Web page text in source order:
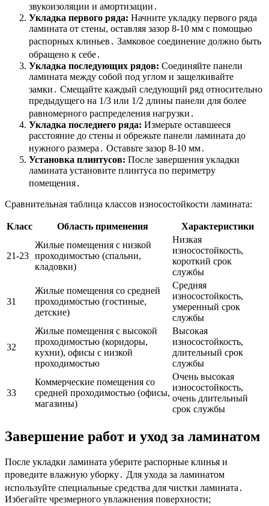
звукоизоляции и амортизации․
Укладка первого ряда: Начните укладку первого ряда
ламината от стены, оставляя зазор 8-10 мм с помощью
распорных клиньев․ Замковое соединение должно быть
обращено к себе․
Укладка последующих рядов: Соединяйте панели
ламината между собой под углом и защелкивайте
замки․ Смещайте каждый следующий ряд относительно
предыдущего на 1/3 или 1/2 длины панели для более
равномерного распределения нагрузки․
Укладка последнего ряда: Измерьте оставшееся
расстояние до стены и обрежьте панели ламината до
нужного размера․ Оставьте зазор 8-10 мм․
Установка плинтусов: После завершения укладки
ламината установите плинтуса по периметру
помещения․
Сравнительная таблица классов износостойкости ламината:
Класс Область применения Характеристики
21-23
Жилые помещения с низкой
проходимостью (спальни,
кладовки)
Низкая
износостойкость,
короткий срок
службы
31
Жилые помещения со средней
проходимостью (гостиные,
детские)
Средняя
износостойкость,
умеренный срок
службы
32
Жилые помещения с высокой
проходимостью (коридоры,
кухни), офисы с низкой
проходимостью
Высокая
износостойкость,
длительный срок
службы
33
Коммерческие помещения со
средней проходимостью (офисы,
магазины)
Очень высокая
износостойкость,
очень длительный
срок службы
Завершение работ и уход за ламинатом
После укладки ламината уберите распорные клинья и
проведите влажную уборку․ Для ухода за ламинатом
используйте специальные средства для чистки ламината․
Избегайте чрезмерного увлажнения поверхности;